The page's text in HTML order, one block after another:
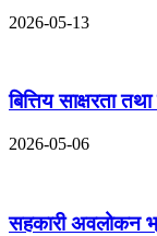
2026-05-13
बित्तिय साक्षरता
2026-05-06
सहकारी अवलोकन